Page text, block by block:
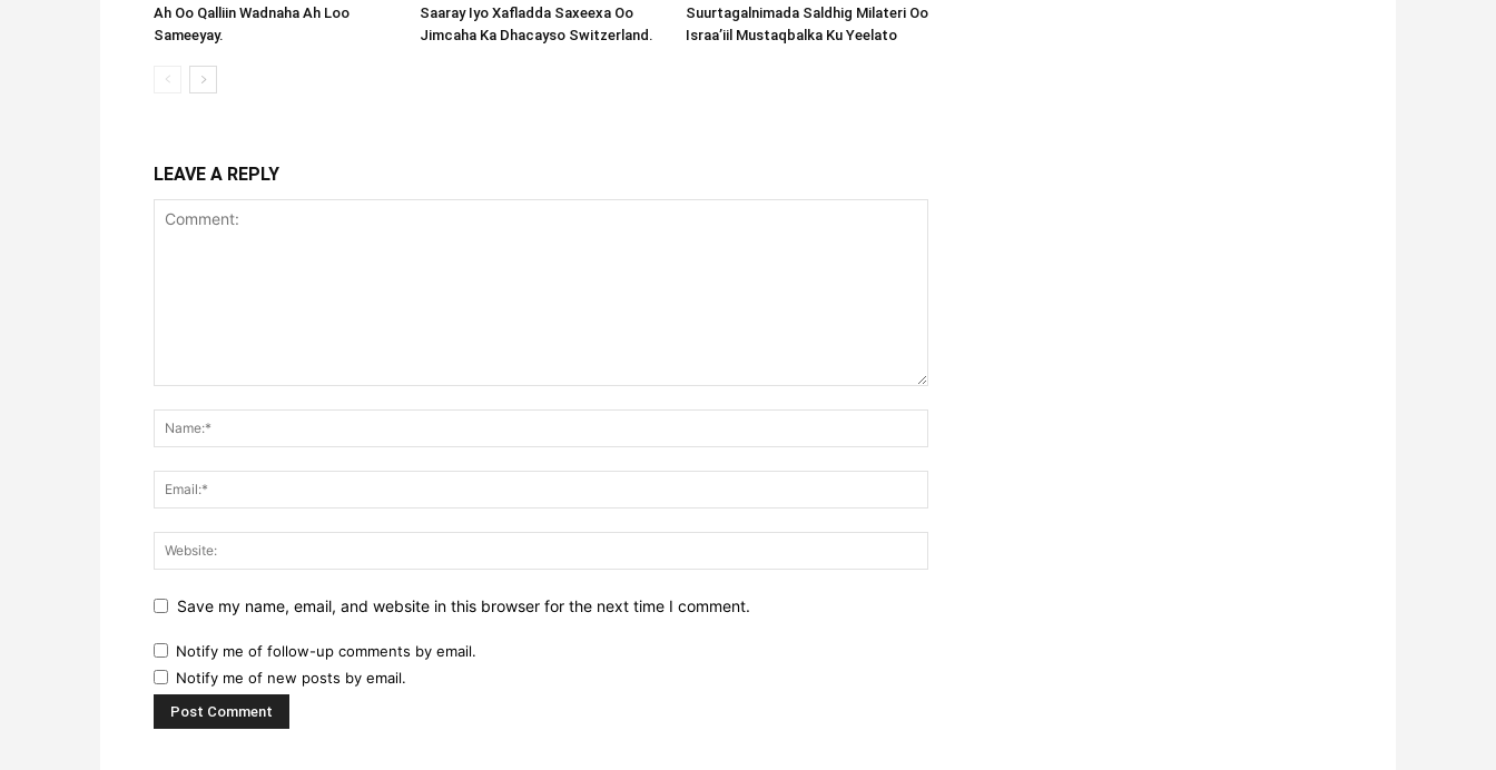
Ah Oo Qalliin Wadnaha Ah Loo
Sameeyay.
Saaray Iyo Xafladda Saxeexa Oo
Jimcaha Ka Dhacayso Switzerland.
Suurtagalnimada Saldhig Milateri Oo
Israa’iil Mustaqbalka Ku Yeelato
LEAVE A REPLY
Save my name, email, and website in this browser for the next time I comment.
Notify me of follow-up comments by email.
Notify me of new posts by email.